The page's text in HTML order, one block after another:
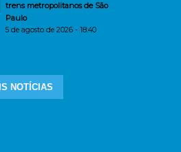
trens metropolitanos de São
Paulo
5 de agosto de 2026 - 18:40
NOTÍCIAS